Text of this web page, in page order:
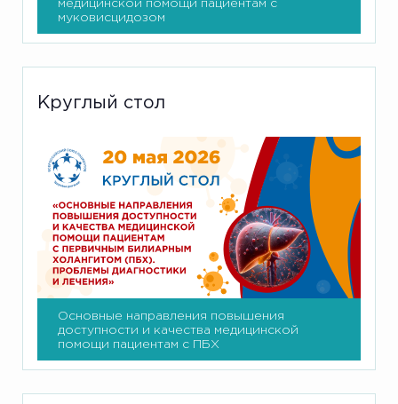
медицинской помощи пациентам с
муковисцидозом
Круглый стол
Основные направления повышения
доступности и качества медицинской
помощи пациентам с ПБХ